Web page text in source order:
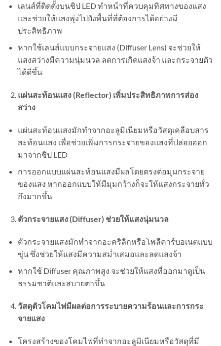
เลนส์ที่ติดตั้งบนชิป LED ทำหน้าที่ควบคุมทิศทางของแสง
และช่วยให้แสงพุ่งไปยังพื้นที่ที่ต้องการได้อย่างมี
ประสิทธิภาพ
หากใช้เลนส์แบบกระจายแสง (Diffuser Lens) จะช่วยให้
แสงสว่างมีความนุ่มนวล ลดการเกิดแสงจ้า และกระจายตัว
ได้ดีขึ้น
แผ่นสะท้อนแสง (Reflector) เพิ่มประสิทธิภาพการส่อง
สว่าง
แผ่นสะท้อนแสงมักทำจากอะลูมิเนียมหรือวัสดุเคลือบสาร
สะท้อนแสง เพื่อช่วยเพิ่มการกระจายของแสงที่ปล่อยออก
มาจากชิป LED
การออกแบบแผ่นสะท้อนแสงมีผลโดยตรงต่อมุมกระจาย
ของแสง หากออกแบบให้มีมุมกว้างก็จะให้แสงกระจายทั่ว
ถึงมากขึ้น
ตัวกระจายแสง (Diffuser) ช่วยให้แสงนุ่มนวล
ตัวกระจายแสงมักทำจากอะคริลิกหรือโพลีคาร์บอเนตแบบ
ขุ่น ซึ่งช่วยให้แสงมีความสม่ำเสมอและลดแสงจ้า
หากใช้ Diffuser คุณภาพสูง จะช่วยให้แสงที่ออกมาดูเป็น
ธรรมชาติและสบายตาขึ้น
วัสดุตัวโคมไฟมีผลต่อการระบายความร้อนและการกระ
จายแสง
โครงสร้างของโคมไฟที่ทำจากอะลูมิเนียมหรือวัสดุที่มี